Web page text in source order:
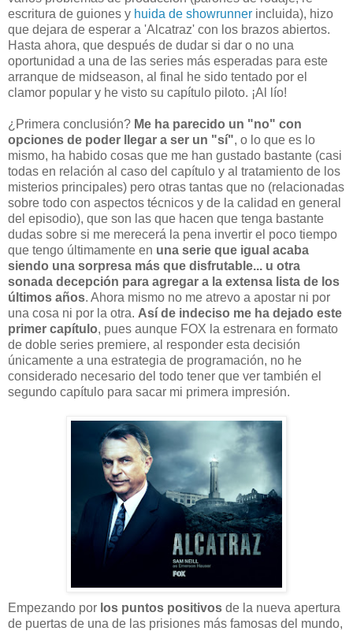
escritura de guiones y huida de showrunner incluida), hizo
que dejara de esperar a 'Alcatraz' con los brazos abiertos.
Hasta ahora, que después de dudar si dar o no una
oportunidad a una de las series más esperadas para este
arranque de midseason, al final he sido tentado por el
clamor popular y he visto su capítulo piloto. ¡Al lío!
¿Primera conclusión? Me ha parecido un "no" con
opciones de poder llegar a ser un "sí", o lo que es lo
mismo, ha habido cosas que me han gustado bastante (casi
todas en relación al caso del capítulo y al tratamiento de los
misterios principales) pero otras tantas que no (relacionadas
sobre todo con aspectos técnicos y de la calidad en general
del episodio), que son las que hacen que tenga bastante
dudas sobre si me merecerá la pena invertir el poco tiempo
que tengo últimamente en una serie que igual acaba
siendo una sorpresa más que disfrutable... u otra
sonada decepción para agregar a la extensa lista de los
últimos años. Ahora mismo no me atrevo a apostar ni por
una cosa ni por la otra. Así de indeciso me ha dejado este
primer capítulo, pues aunque FOX la estrenara en formato
de doble series premiere, al responder esta decisión
únicamente a una estrategia de programación, no he
considerado necesario del todo tener que ver también el
segundo capítulo para sacar mi primera impresión.
Empezando por los puntos positivos de la nueva apertura
de puertas de una de las prisiones más famosas del mundo,